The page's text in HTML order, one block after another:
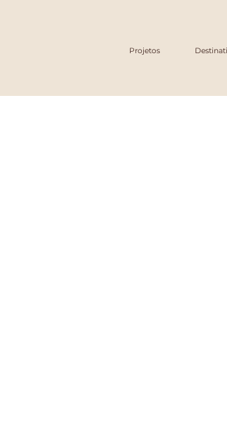
Projetos